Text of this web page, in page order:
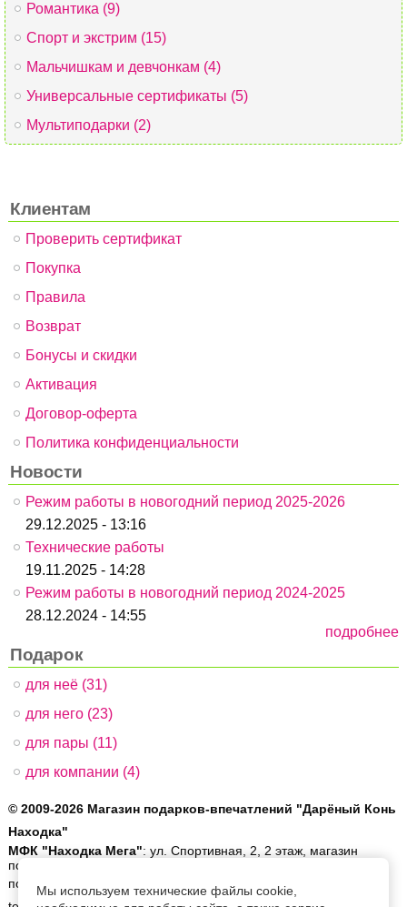
Романтика (9)
Спорт и экстрим (15)
Мальчишкам и девчонкам (4)
Универсальные сертификаты (5)
Мультиподарки (2)
Клиентам
Проверить сертификат
Покупка
Правила
Возврат
Бонусы и скидки
Активация
Договор-оферта
Политика конфиденциальности
Новости
Режим работы в новогодний период 2025-2026
29.12.2025 - 13:16
Технические работы
19.11.2025 - 14:28
Режим работы в новогодний период 2024-2025
28.12.2024 - 14:55
подробнее
Подарок
для неё (31)
для него (23)
для пары (11)
для компании (4)
© 2009-2026 Магазин подарков-впечатлений "Дарёный Конь
Находка"
МФК "Находка Мега": ул. Спортивная, 2, 2 этаж, магазин
подарков и упаковки "Craft". Ежедневно с 10:00 до 19:00.
позвонить:
| написать: order@gifthorse.ru
Мы используем технические файлы cookie,